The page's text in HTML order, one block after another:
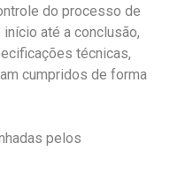
do processo de
até a conclusão,
técnicas,
cumpridos de forma
pelos